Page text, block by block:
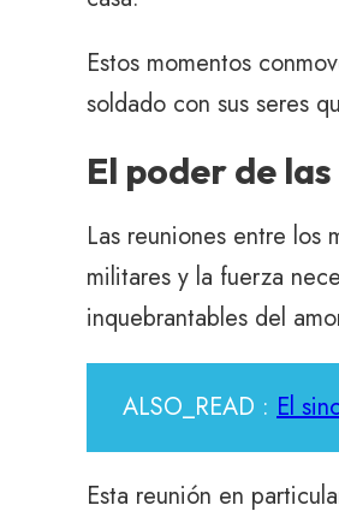
Estos momentos
soldado con sus seres
El poder de
Las reuniones entre los
militares y la fuerza
inquebrantables del
ALSO_READ : El
Esta reunión en